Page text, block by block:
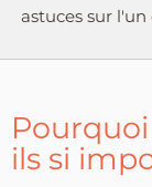
astuces sur
ils si